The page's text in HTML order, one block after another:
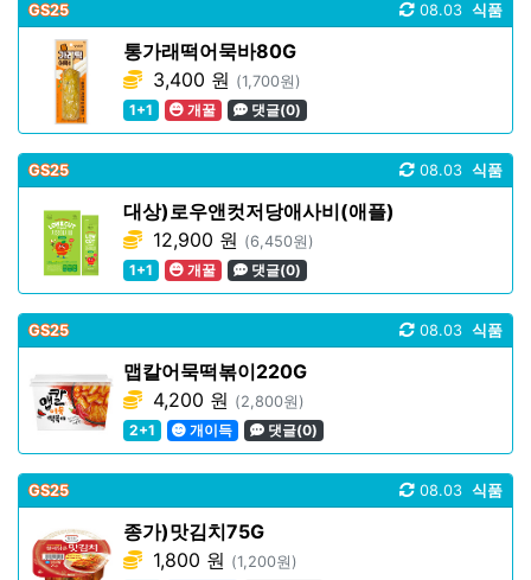
GS25 식품
08.03
통가래떡어묵바80G
3,400 원 (1,700원)
1+1
개꿀 댓글(0)
GS25 식품
08.03
대상)로우앤컷저당애사비(애플)
12,900 원 (6,450원)
1+1
개꿀 댓글(0)
GS25 식품
08.03
맵칼어묵떡볶이220G
4,200 원 (2,800원)
2+1
개이득 댓글(0)
GS25 식품
08.03
종가)맛김치75G
1,800 원 (1,200원)